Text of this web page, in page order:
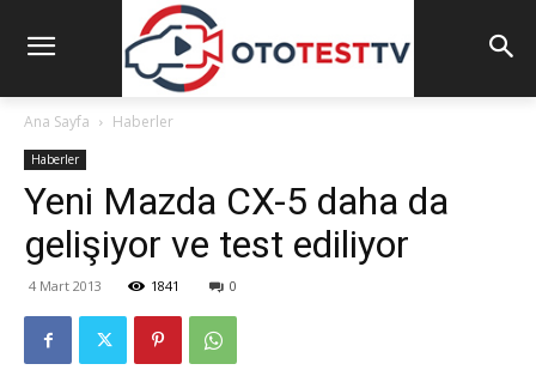
Ana Sayfa Haberler
Haberler
Yeni Mazda CX-5 daha da
gelişiyor ve test ediliyor
4 Mart 2013 1841 0